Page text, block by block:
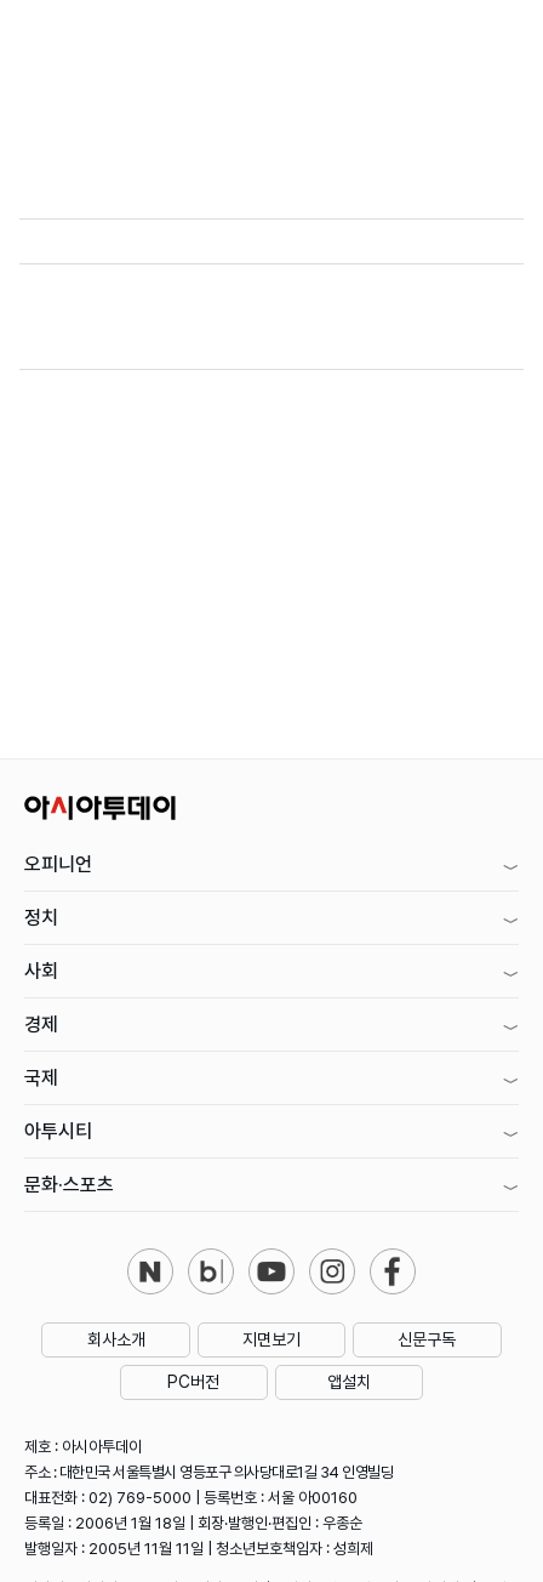
오피니언
정치
사회
경제
국제
아투시티
문화·스포츠
회사소개 지면보기 신문구독
PC버전 앱설치
제호 : 아시아투데이
주소 : 대한민국 서울특별시 영등포구 의사당대로1길 34 인영빌딩
대표전화 : 02) 769-5000 | 등록번호 : 서울 아00160
등록일 : 2006년 1월 18일 | 회장·발행인·편집인 : 우종순
발행일자 : 2005년 11월 11일 | 청소년보호책임자 : 성희제